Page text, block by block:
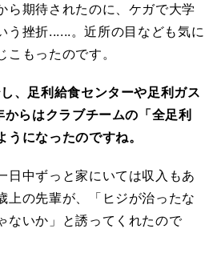
ら期待されたのに、ケガで大学
う挫折......。近所の目なども気に
もったのです。
足利給食センターや足利ガス
らはクラブチームの「全足利
になったのですね。
中ずっと家にいては収入もあ
上の先輩が、「ヒジが治ったな
ないか」と誘ってくれたので